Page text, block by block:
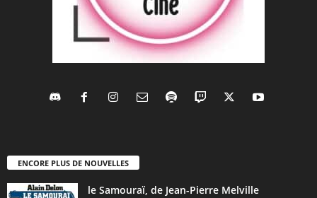
ENCORE PLUS DE NOUVELLES
le Samouraï, de Jean-Pierre Melville